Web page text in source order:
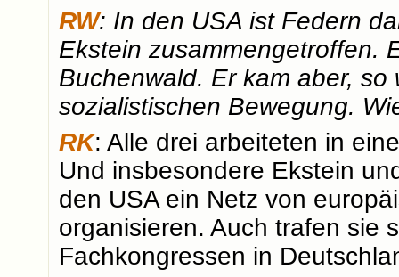
RW: In den USA ist Federn
Ekstein zusammengetroffen.
Buchenwald. Er kam aber,
sozialistischen Bewegung.
RK: Alle drei arbeiteten in
Und insbesondere Ekstein
den USA ein Netz von
organisieren. Auch trafen sie
Fachkongressen in